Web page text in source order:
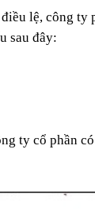
lệ, công ty
sau đây:
ty cổ phần